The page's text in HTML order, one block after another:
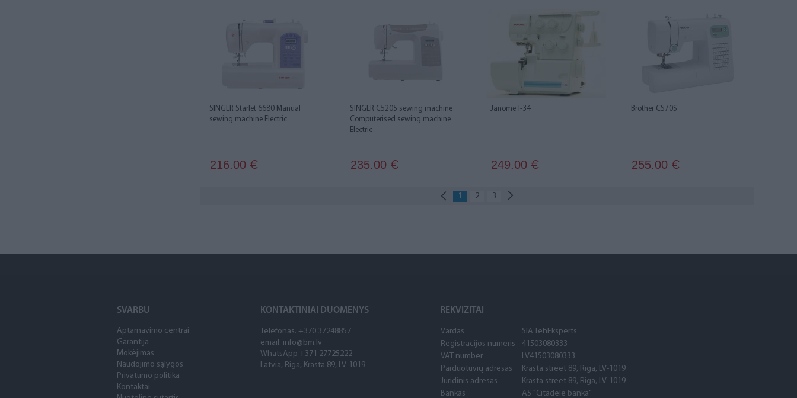
SINGER Starlet 6680 Manual
sewing machine Electric
216.00 €
SINGER C5205 sewing machine
Computerised sewing machine
Electric
235.00 €
Janome T-34
249.00 €
Brother CS70S
255.00 €
1 2 3
SVARBU
Aptarnavimo centrai
Garantija
Mokėjimas
Naudojimo sąlygos
Privatumo politika
Kontaktai
KONTAKTINIAI DUOMENYS
Telefonas. +370 37248857
email: info@bm.lv
WhatsApp +371 27725222
Latvia, Riga, Krasta 89, LV-1019
REKVIZITAI
Vardas
SIA TehEksperts
Registracijos numeris
41503080333
VAT number
LV41503080333
Parduotuvių adresas
Krasta street 89, Riga, LV-1019
Juridinis adresas
Krasta street 89, Riga, LV-1019
Bankas
AS "Citadele banka"